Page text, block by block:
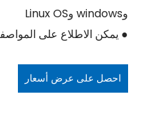
وwindows وLinux OS
● يمكن الاطلاع على
احصل على عرض أسعار